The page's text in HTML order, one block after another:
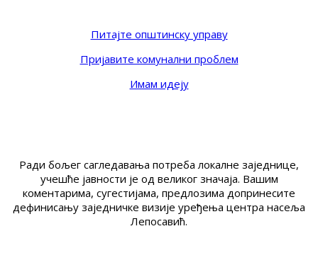
Питајте општинску управу
Пријавите комунални проблем
Имам идеју
Ради бољег сагледавања потреба локалне заједнице,
учешће јавности је од великог значаја. Вашим
коментарима, сугестијама, предлозима допринесите
дефинисању заједничке визије уређења центра насеља
Лепосавић.